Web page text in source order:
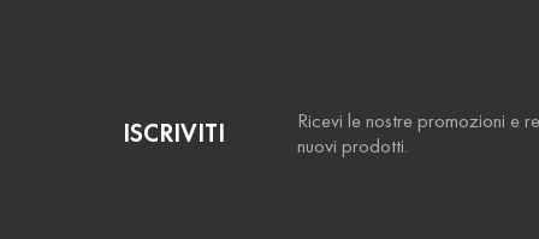
ISCRIVITI
Ricevi le nostre promozioni e
nuovi prodotti.